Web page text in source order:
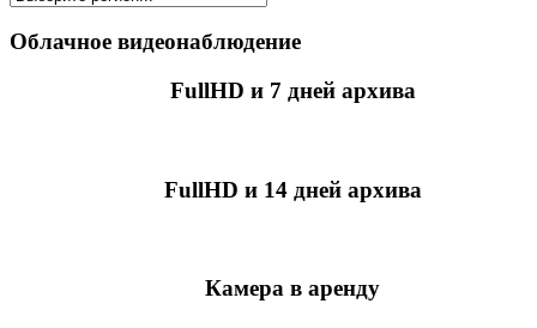
Облачное видеонаблюдение
FullHD и 7 дней архива
FullHD и 14 дней архива
Камера в аренду